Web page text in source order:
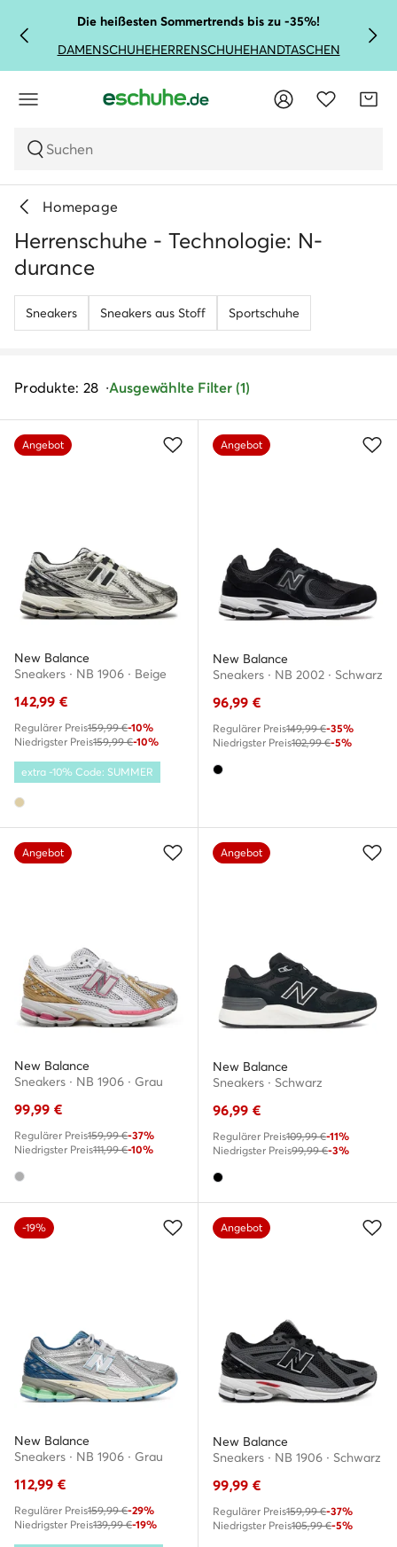
Die heißesten Sommertrends bis zu -35%!
DAMENSCHUHEHERRENSCHUHEHANDTASCHEN
Suchen
Homepage
Herrenschuhe - Technologie: N-
durance
Sneakers Sneakers aus Stoff Sportschuhe
Produkte: 28 Ausgewählte Filter (1)
Angebot
New Balance
Sneakers · NB 1906 · Beige
142,99 €
Regulärer Preis159,99 €-10%
Niedrigster Preis159,99 €-10%
extra -10% Code: SUMMER
Angebot
New Balance
Sneakers · NB 2002 · Schwarz
96,99 €
Regulärer Preis149,99 €-35%
Niedrigster Preis102,99 €-5%
Angebot
New Balance
Sneakers · NB 1906 · Grau
99,99 €
Regulärer Preis159,99 €-37%
Niedrigster Preis111,99 €-10%
Angebot
New Balance
Sneakers · Schwarz
96,99 €
Regulärer Preis109,99 €-11%
Niedrigster Preis99,99 €-3%
-19%
New Balance
Sneakers · NB 1906 · Grau
112,99 €
Regulärer Preis159,99 €-29%
Niedrigster Preis139,99 €-19%
Angebot
New Balance
Sneakers · NB 1906 · Schwarz
99,99 €
Regulärer Preis159,99 €-37%
Niedrigster Preis105,99 €-5%